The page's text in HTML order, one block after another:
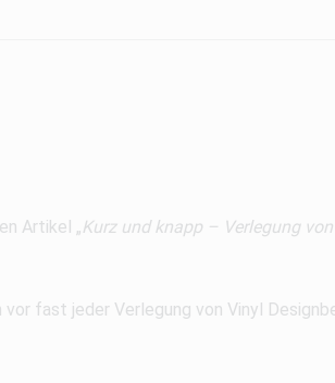
Artikel „Kurz und knapp – Verlegung
fast jeder Verlegung von Vinyl